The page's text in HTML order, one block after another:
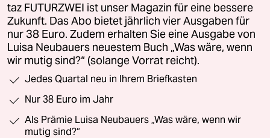
taz FUTURZWEI ist unser Magazin für eine bessere
Zukunft. Das Abo bietet jährlich vier Ausgaben für
nur 38 Euro. Zudem erhalten Sie eine Ausgabe von
Luisa Neubauers neuestem Buch „Was wäre, wenn
wir mutig sind?“ (solange Vorrat reicht).
Jedes Quartal neu in Ihrem Briefkasten
Nur 38 Euro im Jahr
Als Prämie Luisa Neubauers „Was wäre, wenn wir
mutig sind?“